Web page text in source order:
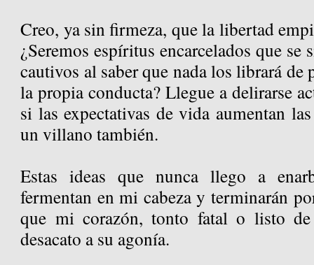
Creo, ya sin firmeza, que la libertad
¿Seremos espíritus encarcelados que se
cautivos al saber que nada los librará de
la propia conducta? Llegue a delirarse
si las expectativas de vida aumentan
un villano también.
Estas ideas que nunca llego a
fermentan en mi cabeza y terminarán
que mi corazón, tonto fatal o listo de
desacato a su agonía.